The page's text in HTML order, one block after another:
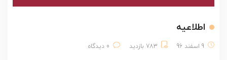
اطلاعیه
9 اسفند 96 783 بازدید 0 دیدگاه